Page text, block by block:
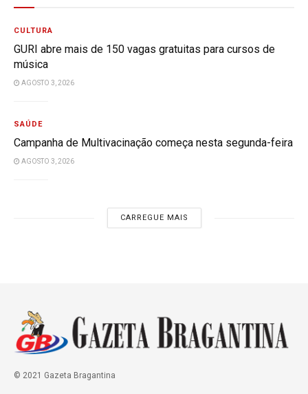
CULTURA
GURI abre mais de 150 vagas gratuitas para cursos de
música
AGOSTO 3, 2026
SAÚDE
Campanha de Multivacinação começa nesta segunda-feira
AGOSTO 3, 2026
CARREGUE MAIS
© 2021 Gazeta Bragantina